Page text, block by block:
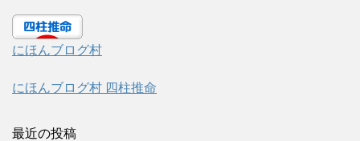
にほんブログ村
にほんブログ村 四柱推命
最近の投稿